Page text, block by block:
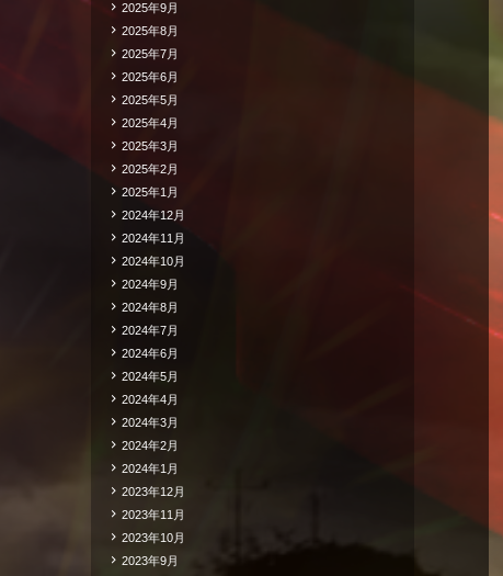
2025年9月
2025年8月
2025年7月
2025年6月
2025年5月
2025年4月
2025年3月
2025年2月
2025年1月
2024年12月
2024年11月
2024年10月
2024年9月
2024年8月
2024年7月
2024年6月
2024年5月
2024年4月
2024年3月
2024年2月
2024年1月
2023年12月
2023年11月
2023年10月
2023年9月